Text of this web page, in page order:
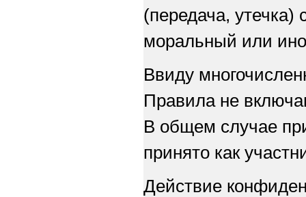
(передача,
моральный или
Ввиду
Правила не
В общем случае
принято как
Действие